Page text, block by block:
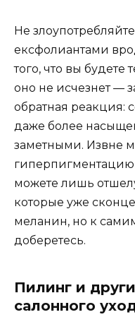
Не
ексфолиантами
того, что вы будете
оно не исчезнет —
обратная реакция:
даже более
заметными. Извне
можете лишь
которые уже
меланин, но к
доберетесь.
Пилинг и
салонного